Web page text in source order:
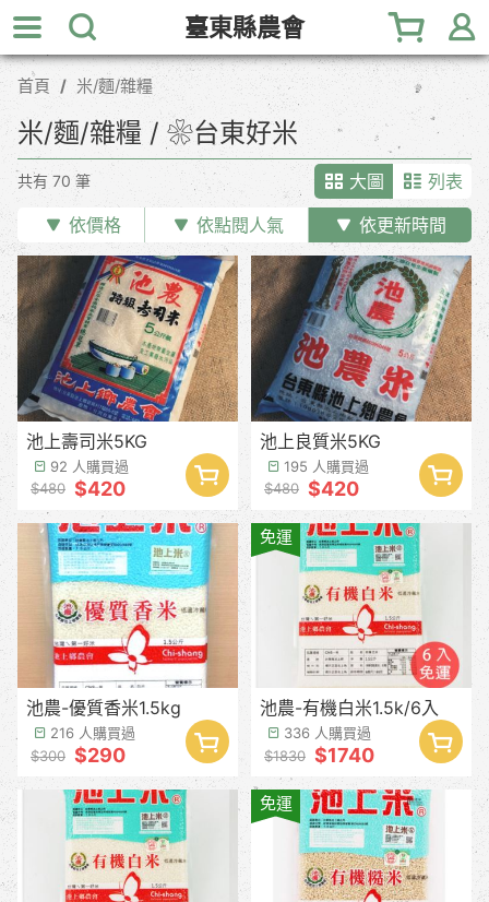
跳
到
主
內
臺東縣農會
首頁 米/麵/雜糧
米/麵/雜糧 / ❀台東好米
共有 70 筆
依價格 依點閱人氣 依更新時間
大圖 列表
池上壽司米5KG
92 人購買過
$480 $420
池上良質米5KG
195 人購買過
$480 $420
池農-優質香米1.5kg
216 人購買過
$300 $290
免運
池農-有機白米1.5k/6入
336 人購買過
$1830 $1740
免運